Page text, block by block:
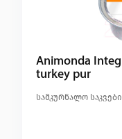
Animonda
turkey pur
სამკურნალო